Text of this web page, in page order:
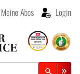
Meine Abos Login